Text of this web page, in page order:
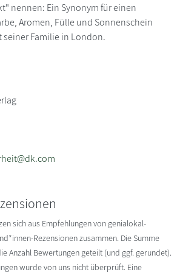
nennen: Ein Synonym für einen
Aromen, Fülle und Sonnenschein
seiner Familie in London.
sich aus Empfehlungen von genialokal-
Rezensionen zusammen. Die Summe
Anzahl Bewertungen geteilt (und ggf. gerundet).
wurde von uns nicht überprüft. Eine